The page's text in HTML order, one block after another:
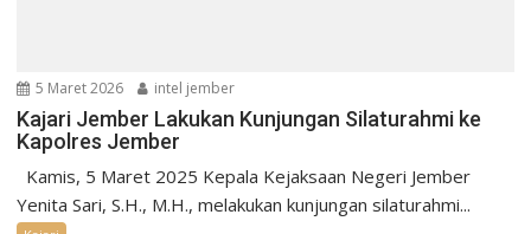
5 Maret 2026 intel jember
Kajari Jember Lakukan Kunjungan Silaturahmi ke
Kapolres Jember
Kamis, 5 Maret 2025 Kepala Kejaksaan Negeri Jember
Yenita Sari, S.H., M.H., melakukan kunjungan silaturahmi...